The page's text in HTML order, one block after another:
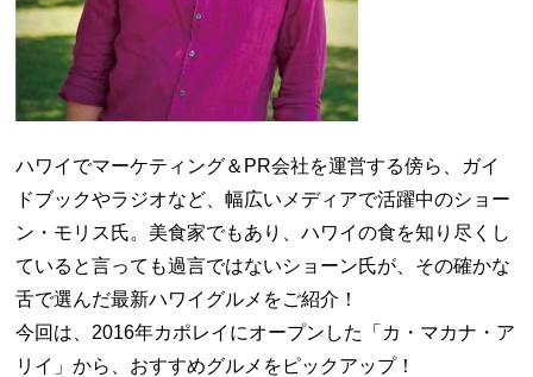
ハワイでマーケティング＆PR会社を運営する傍ら、ガイ
ドブックやラジオなど、幅広いメディアで活躍中のショー
ン・モリス氏。美食家でもあり、ハワイの食を知り尽くし
ていると言っても過言ではないショーン氏が、その確かな
舌で選んだ最新ハワイグルメをご紹介！
今回は、2016年カポレイにオープンした「カ・マカナ・ア
リイ」から、おすすめグルメをピックアップ！